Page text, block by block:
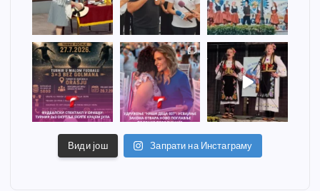
Види још Запрати на Инстаграму